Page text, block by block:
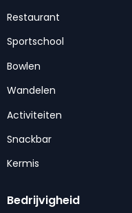
Restaurant
Sportschool
Bowlen
Wandelen
Activiteiten
Snackbar
Kermis
Bedrijvigheid